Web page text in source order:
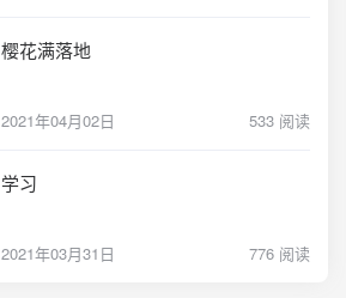
樱花满落地
2021年04月02日 533 阅读
学习
2021年03月31日 776 阅读